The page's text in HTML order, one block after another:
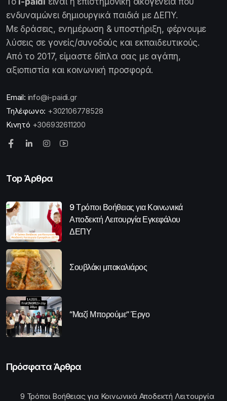
ενδυναμώνει δημιουργικά παιδιά με ΔΕΠΥ.
Με δράσεις, ενημέρωση & υποστήριξη, φέρνουμε
λύσεις σε γονείς/συνοδούς και εκπαιδευτικούς.
Από το 2017, είμαστε δίπλα σας με αγάπη,
αξιοπιστία και κοινωνική προσφορά.
Email: info@i-paidi.gr
Τηλέφωνο: +302106778528
Κινητό +306932611200
Top Άρθρα
9 Τρόποι Βοήθειας για Κοινωνικά
Αποδεκτή Λειτουργία Εγκεφάλου
ΔΕΠΥ
Σουβλάκι μπακαλιάρος
“Μαζί Μπορούμε” Έργο
Πρόσφατα Άρθρα
9 Τρόποι Βοήθειας για Κοινωνικά Αποδεκτή Λειτουργία